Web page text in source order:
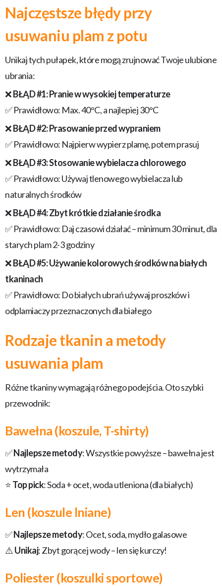
Najczęstsze błędy przy
usuwaniu plam z potu
Unikaj tych pułapek, które mogą zrujnować Twoje ulubione
ubrania:
❌BŁĄD #1: Pranie w wysokiej temperaturze
✅ Prawidłowo: Max. 40°C, a najlepiej 30°C
❌BŁĄD #2: Prasowanie przed wypraniem
✅ Prawidłowo: Najpierw wypierz plamę, potem prasuj
❌BŁĄD #3: Stosowanie wybielacza chlorowego
✅ Prawidłowo: Używaj tlenowego wybielacza lub
naturalnych środków
❌BŁĄD #4: Zbyt krótkie działanie środka
✅ Prawidłowo: Daj czasowi działać – minimum 30 minut, dla
starych plam 2-3 godziny
❌BŁĄD #5: Używanie kolorowych środków na białych
tkaninach
✅ Prawidłowo: Do białych ubrań używaj proszków i
odplamiaczy przeznaczonych dla białego
Rodzaje tkanin a metody
usuwania plam
Różne tkaniny wymagają różnego podejścia. Oto szybki
przewodnik:
Bawełna (koszule, T-shirty)
✅Najlepsze metody: Wszystkie powyższe – bawełna jest
wytrzymała
⭐Top pick: Soda + ocet, woda utleniona (dla białych)
Len (koszule lniane)
✅Najlepsze metody: Ocet, soda, mydło galasowe
⚠️Unikaj: Zbyt gorącej wody – len się kurczy!
Poliester (koszulki sportowe)